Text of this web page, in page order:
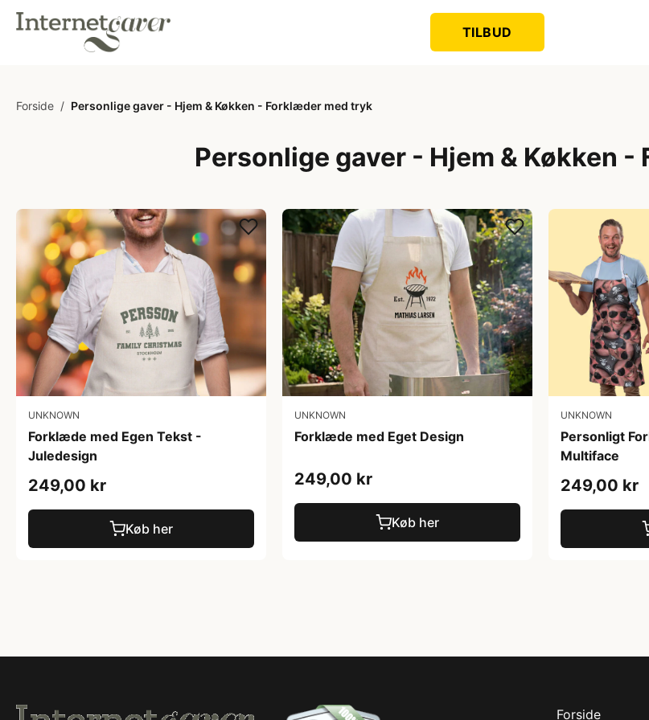
TILBUD
Forside / Personlige gaver - Hjem & Køkken - Forklæder med tryk
Personlige gaver - Hjem & Køkken
UNKNOWN
Forklæde med Egen Tekst -
Juledesign
249,00 kr
Køb her
UNKNOWN
Forklæde med Eget Design
249,00 kr
Køb her
UNKNOWN
Personligt
Multiface
249,00 kr
Forside